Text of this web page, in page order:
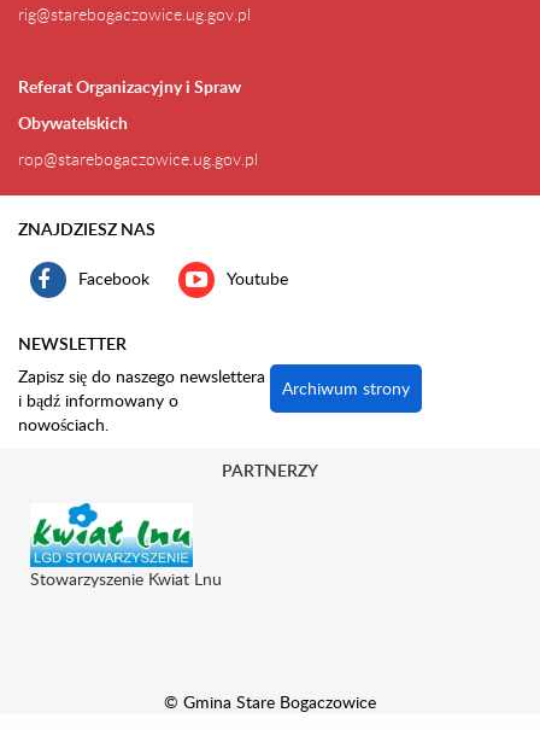
rig@starebogaczowice.ug.gov.pl
Referat Organizacyjny i Spraw
Obywatelskich
rop@starebogaczowice.ug.gov.pl
ZNAJDZIESZ NAS
Facebook Youtube
NEWSLETTER
Zapisz się do naszego newslettera
i bądź informowany o
nowościach.
Archiwum strony
© Gmina Stare Bogaczowice
PARTNERZY
Stowarzyszenie Kwiat Lnu